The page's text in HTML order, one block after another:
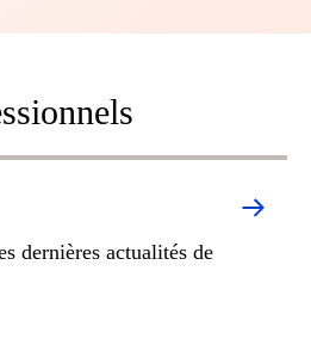
dernières actualités de